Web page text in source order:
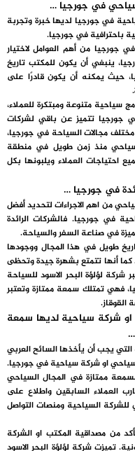
في جورجيا …
في جورجيا لديها خبرة وتجربة
باحترافية في جورجيا.
جورجيا من أهم العوامل لاختيار
ينبغي أن يكون للمكتب تاريخ
حيث يمكنه أن يكون قادرًا على
سياحية متنوعة ومبتكرة للعملاء،
جورجيا تتميز عن باقي لشركات
مجالات السياحة في جورجيا،
منذ زمن طويل في منطقة
احتياجات العملاء ويلبونها بكل
في جورجيا …
من اهم الاجراءات لتحديد أفضل
في جورجيا. فالشركات الرائدة
في صناعة السفر والسياحة.
طويل في هذا المجال ووجودها
أنها تتمتع بشهرة جيدة وتحظى
شركة لؤلؤة البحر الاسود للسياحة
فهي تمتلك سمعة ممتازة وتعتبر
شركة سياحية لديها سمعة
التي يجب أن يأخذها السائح العربي
سياحي او شركة سياحية في جورجيا.
ممتازة في المجال السياحي
العملاء السابقين واطلاع على
للشركة السياحية ومنصات التواصل
من مصداقية المكتب او الشركة
تميزت شركة لؤلؤة البحر الاسود